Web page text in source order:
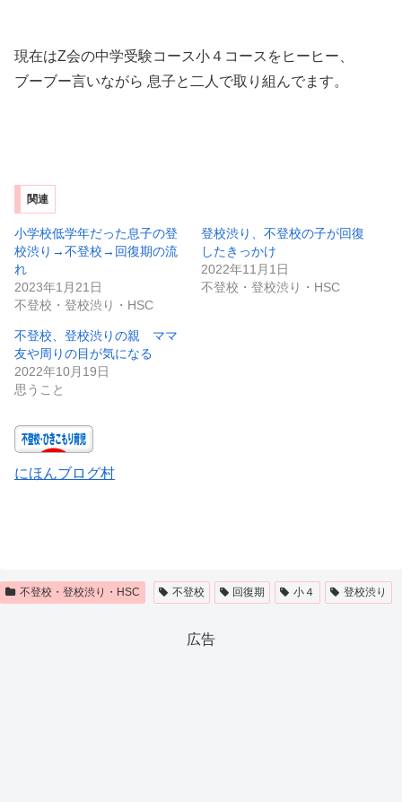
現在はZ会の中学受験コース小４コースをヒーヒー、
ブーブー言いながら 息子と二人で取り組んでます。
関連
小学校低学年だった息子の登
校渋り→不登校→回復期の流
れ
2023年1月21日
不登校・登校渋り・HSC
登校渋り、不登校の子が回復
したきっかけ
2022年11月1日
不登校・登校渋り・HSC
不登校、登校渋りの親 ママ
友や周りの目が気になる
2022年10月19日
思うこと
にほんブログ村
不登校・登校渋り・HSC 不登校 回復期 小４ 登校渋り
広告